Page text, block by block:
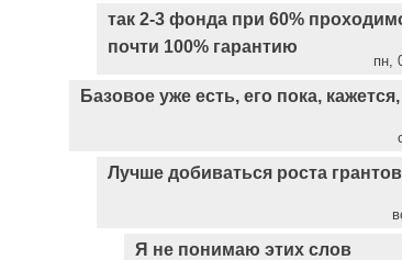
так 2-3 фонда при 60%
почти 100% гарантию
пн,
Базовое уже есть, его пока,
Лучше добиваться роста
Я не понимаю этих слов